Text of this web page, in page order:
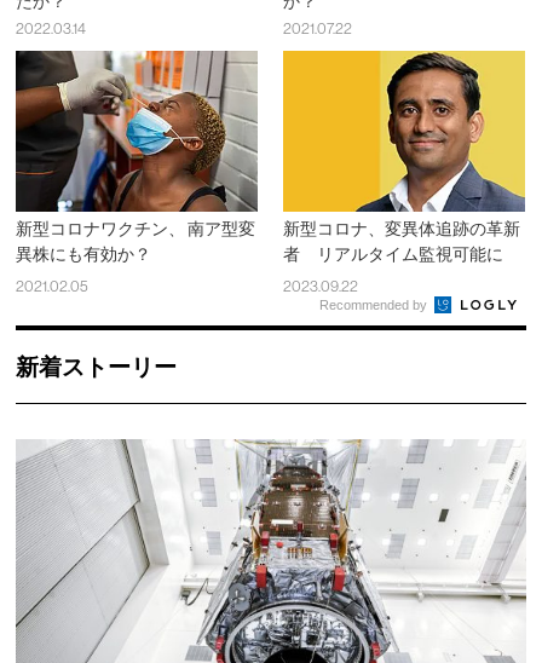
2022.03.14 2021.07.22
新型コロナワクチン、 南ア型変
異株にも有効か？
2021.02.05
新型コロナ、変異体追跡の革新
者 リアルタイム監視可能に
2023.09.22
Recommended by
新着ストーリー